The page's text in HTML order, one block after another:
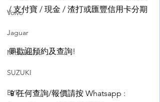
Volvo
Jaguar
Mitsubishi
SUZUKI
BYD
/ 支付寶 / 現金 / 渣打或匯豐信用卡分期
💬歡迎預約及查詢!
📱任何查詢/報價請按 Whatsapp :